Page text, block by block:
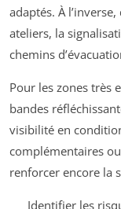
adaptés. À
ateliers, la
chemins
Pour les zones très
bandes
visibilité en
complémentaires
renforcer encore la
Identifier les